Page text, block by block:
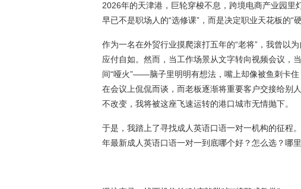
2026年的天津港，巨轮穿梭不息，跨境电商产业园
早已不是职场人的“选修课”，而是决定职业天花板的“硬
作为一名在外贸行业摸爬滚打五年的“老将”，我曾以
应付自如。然而，当工作场景从文字转向视频会议，
间“哑火”——脑子里明明有想法，嘴上却像被鱼刺卡
在会议上侃侃而谈，而老板逐渐将重要客户交接给别
不改变，我将被这座飞速运转的港口城市无情抛下。
于是，我踏上了寻找成人英语口语一对一机构的征程
年最新成人英语口语一对一到底哪个好？怎么选？哪